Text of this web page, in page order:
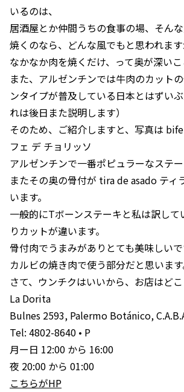
いるのは、
居酒屋とか仲間うちの食事の場、そんな
焼くのなら、どんな風でもと思われます
なかなか肉を焼くだけ、って奥が深いこ
また、アルゼンチンでは牛肉のカット
ンタイプが普及している日本とはずい
れは後日また説明します）
そのため、ご紹介しますと、写真は
フェ デ チョリッソ
アルゼンチンで一番ポピュラーなステー
またその奥の骨付が tira de asado ティ
います。
一般的にTボーンステーキと私は訳し
りカットが違います。
骨付肉でうまみがありとても美味しい
カルビの焼き肉で使う部分だと思います
さて、ウンチクはいいから、お店はどこ
La Dorita
Bulnes 2593, Palermo Botánico,
Tel: 4802-8640 • P
月ー日 12:00 から 16:00
夜 20:00 から 01:00
こちらがHP